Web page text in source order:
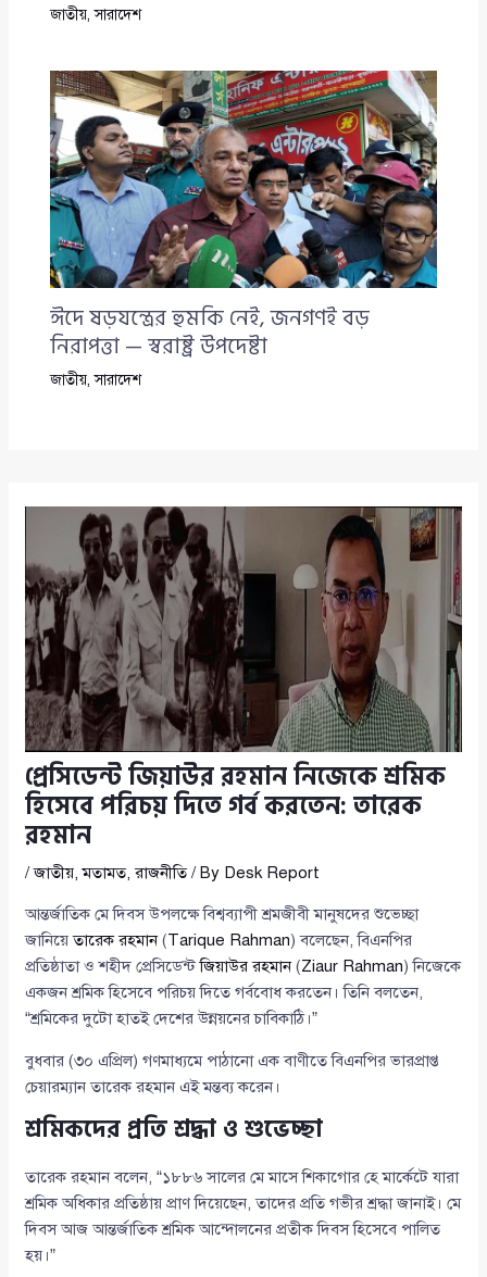
জাতীয়,সারাদেশ
ঈদে ষড়যন্ত্রের হুমকি নেই, জনগণই বড়
নিরাপত্তা — স্বরাষ্ট্র উপদেষ্টা
জাতীয়,সারাদেশ
প্রেসিডেন্ট জিয়াউর রহমান নিজেকে শ্রমিক
হিসেবে পরিচয় দিতে গর্ব করতেন: তারেক
রহমান
/জাতীয়,মতামত,রাজনীতি/ By Desk Report
আন্তর্জাতিক মে দিবস উপলক্ষে বিশ্বব্যাপী শ্রমজীবী মানুষদের শুভেচ্ছা
জানিয়েতারেক রহমান(Tarique Rahman) বলেছেন, বিএনপির
প্রতিষ্ঠাতা ও শহীদ প্রেসিডেন্টজিয়াউর রহমান(Ziaur Rahman) নিজেকে
একজন শ্রমিক হিসেবে পরিচয় দিতে গর্ববোধ করতেন। তিনি বলতেন,
“শ্রমিকের দুটো হাতই দেশের উন্নয়নের চাবিকাঠি।”
বুধবার (৩০ এপ্রিল) গণমাধ্যমে পাঠানো এক বাণীতে বিএনপির ভারপ্রাপ্ত
চেয়ারম্যান তারেক রহমান এই মন্তব্য করেন।
শ্রমিকদের প্রতি শ্রদ্ধা ও শুভেচ্ছা
তারেক রহমান বলেন, “১৮৮৬ সালের মে মাসে শিকাগোর হে মার্কেটে যারা
শ্রমিক অধিকার প্রতিষ্ঠায় প্রাণ দিয়েছেন, তাদের প্রতি গভীর শ্রদ্ধা জানাই। মে
দিবস আজ আন্তর্জাতিক শ্রমিক আন্দোলনের প্রতীক দিবস হিসেবে পালিত
হয়।”